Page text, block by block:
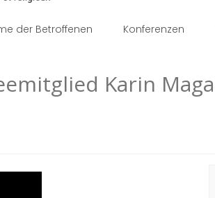
der Betroffenen Konferenzen
Karin